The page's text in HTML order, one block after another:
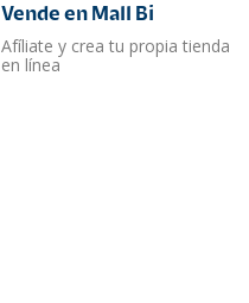
Vende en Mall Bi
Afíliate y crea tu propia tienda
en línea